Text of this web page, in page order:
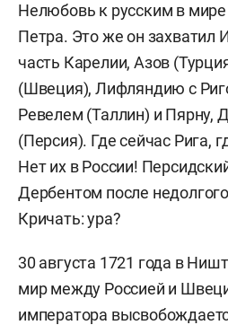
Нелюбовь к русским в
Петра. Это же он захватил
часть Карелии, Азов
(Швеция), Лифляндию с
Ревелем (Таллин) и Пярну,
(Персия). Где сейчас Рига,
Нет их в России!
Дербентом после
Кричать: ура?
30 августа 1721 года в
мир между Россией и
императора